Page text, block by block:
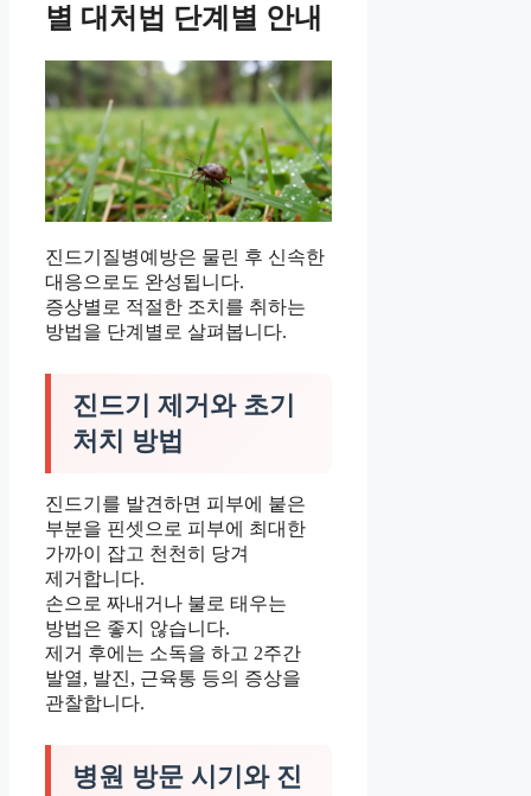
별 대처법 단계별 안내
진드기질병예방은 물린 후 신속한
대응으로도 완성됩니다.
증상별로 적절한 조치를 취하는
방법을 단계별로 살펴봅니다.
진드기 제거와 초기
처치 방법
진드기를 발견하면 피부에 붙은
부분을 핀셋으로 피부에 최대한
가까이 잡고 천천히 당겨
제거합니다.
손으로 짜내거나 불로 태우는
방법은 좋지 않습니다.
제거 후에는 소독을 하고 2주간
발열, 발진, 근육통 등의 증상을
관찰합니다.
병원 방문 시기와 진